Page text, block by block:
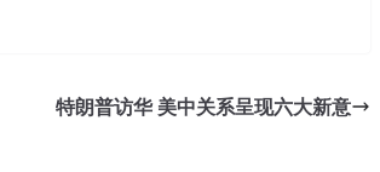
and despair are the same CompTIA
to tell your brother. Hey, you are very
特朗普访华 美中关系呈现六大新意